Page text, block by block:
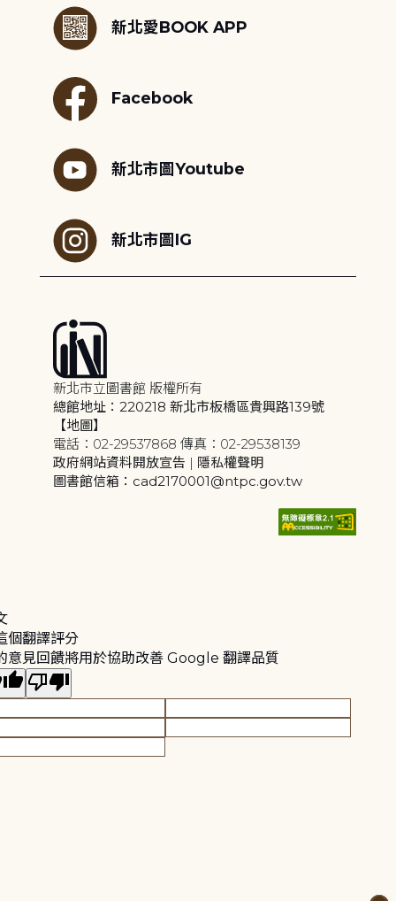
新北愛BOOK APP
Facebook
新北市圖Youtube
新北市圖IG
新北市立圖書館 版權所有
總館地址：220218 新北市板橋區貴興路139號
【地圖】
電話：02-29537868 傳真：02-29538139
政府網站資料開放宣告 | 隱私權聲明
圖書館信箱：cad2170001@ntpc.gov.tw
個翻譯評分
意見回饋將用於協助改善 Google 翻譯品質